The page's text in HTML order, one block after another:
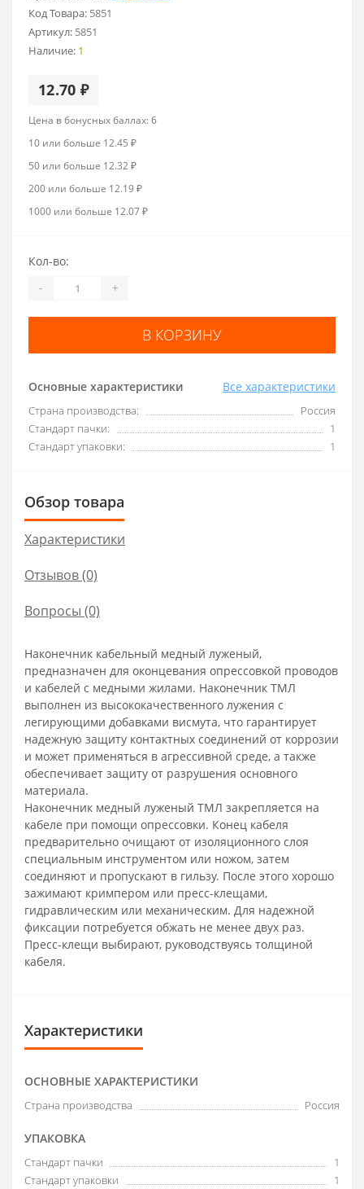
Код Товара: 5851
Артикул: 5851
Наличие: 1
12.70 ₽
Цена в бонусных баллах: 6
10 или больше 12.45 ₽
50 или больше 12.32 ₽
200 или больше 12.19 ₽
1000 или больше 12.07 ₽
Основные характеристики Все характеристики
Страна производства:
Россия
Стандарт пачки:
1
Стандарт упаковки:
1
Кол-во:
- +
В КОРЗИНУ
Обзор товара
Характеристики
Отзывов (0)
Вопросы (0)
Наконечник кабельный медный луженый,
предназначен для оконцевания опрессовкой проводов
и кабелей с медными жилами. Наконечник ТМЛ
выполнен из высококачественного лужения с
легирующими добавками висмута, что гарантирует
надежную защиту контактных соединений от коррозии
и может применяться в агрессивной среде, а также
обеспечивает защиту от разрушения основного
материала.
Наконечник медный луженый ТМЛ закрепляется на
кабеле при помощи опрессовки. Конец кабеля
предварительно очищают от изоляционного слоя
специальным инструментом или ножом, затем
соединяют и пропускают в гильзу. После этого хорошо
зажимают кримпером или пресс-клещами,
гидравлическим или механическим. Для надежной
фиксации потребуется обжать не менее двух раз.
Пресс-клещи выбирают, руководствуясь толщиной
кабеля.
Характеристики
ОСНОВНЫЕ ХАРАКТЕРИСТИКИ
Страна производства Россия
УПАКОВКА
Стандарт пачки
1
Стандарт упаковки
1